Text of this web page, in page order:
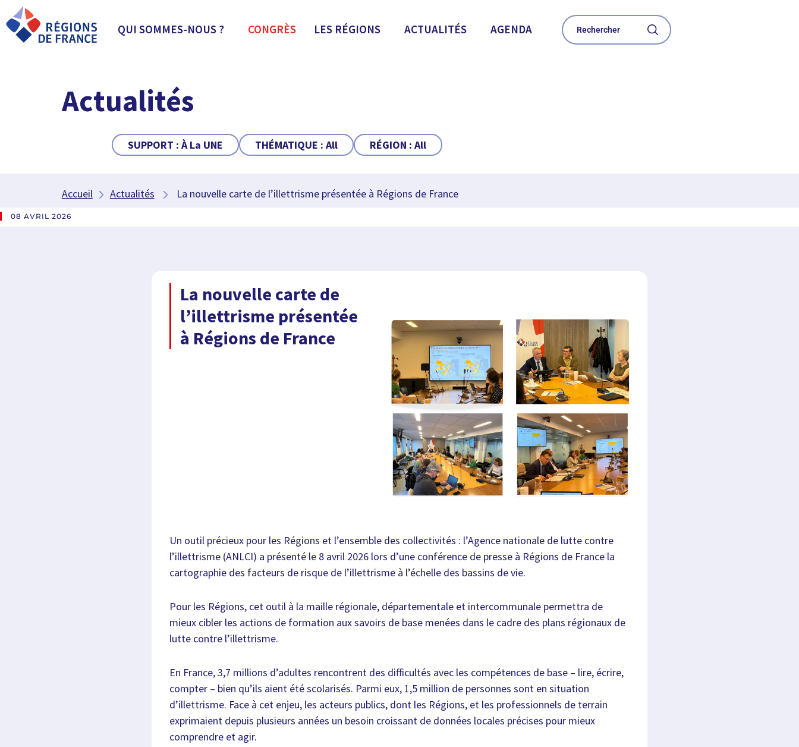
QUI SOMMES-NOUS ? CONGRÈS LES RÉGIONS ACTUALITÉS AGENDA
Actualités
SUPPORT : À La UNE THÉMATIQUE : All RÉGION : All
Accueil Actualités La nouvelle carte de l’illettrisme présentée à Régions de France
08 AVRIL 2026
La nouvelle carte de
l’illettrisme présentée
à Régions de France
Un outil précieux pour les Régions et l’ensemble des collectivités : l’Agence nationale de lutte contre
l’illettrisme (ANLCI) a présenté le 8 avril 2026 lors d’une conférence de presse à Régions de France la
cartographie des facteurs de risque de l’illettrisme à l’échelle des bassins de vie.
Pour les Régions, cet outil à la maille régionale, départementale et intercommunale permettra de
mieux cibler les actions de formation aux savoirs de base menées dans le cadre des plans régionaux de
lutte contre l’illettrisme.
En France, 3,7 millions d’adultes rencontrent des difficultés avec les compétences de base – lire, écrire,
compter – bien qu’ils aient été scolarisés. Parmi eux, 1,5 million de personnes sont en situation
d’illettrisme. Face à cet enjeu, les acteurs publics, dont les Régions, et les professionnels de terrain
exprimaient depuis plusieurs années un besoin croissant de données locales précises pour mieux
comprendre et agir.